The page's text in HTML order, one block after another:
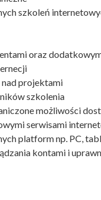
szkoleń
oraz
projektami
szkolenia
możliwości
serwisami
platform np. PC,
kontami i